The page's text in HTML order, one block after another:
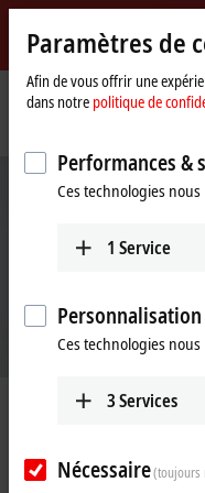
Beckhoff
-
New
Technology
d'accueil
TwinCAT 3
Learn more
Paramètres de
Afin de vous offrir une
dans notre politique de
Performances &
Ces technologies
1 Service
Personnalisation
Ces technologies
3Services
Nécessaire(toujours